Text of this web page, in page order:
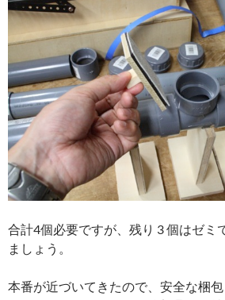
合計4個必要ですが、残り 3 個はゼミ
ましょう。
本番が近づいてきたので、安全な梱